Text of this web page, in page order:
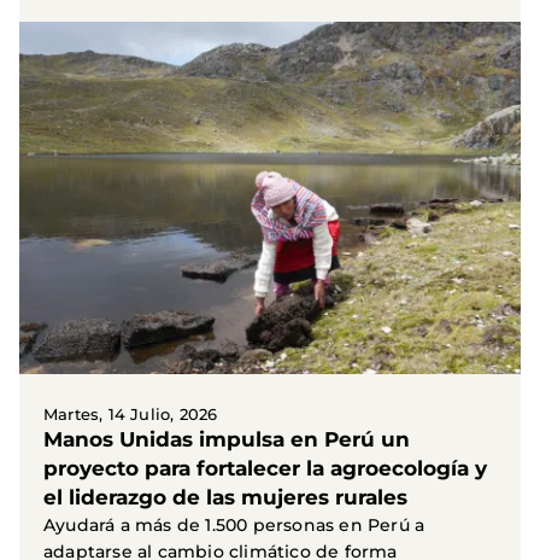
Martes, 14 Julio, 2026
Manos Unidas impulsa en Perú un
proyecto para fortalecer la agroecología y
el liderazgo de las mujeres rurales
Ayudará a más de 1.500 personas en Perú a
adaptarse al cambio climático de forma